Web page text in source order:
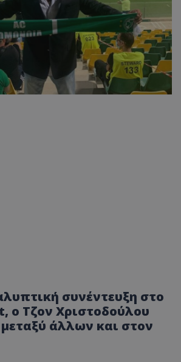
συνέντευξη στο
ο Τζον Χριστοδούλου
άλλων και στον